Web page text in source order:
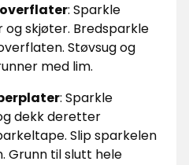
: Sparkle
skjøter. Bredsparkle
Støvsug og
med lim.
: Sparkle
dekk deretter
Slip sparkelen
Grunn til slutt hele